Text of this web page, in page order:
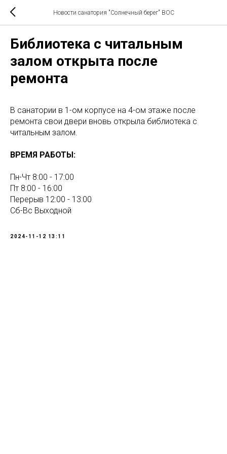
Новости санатория "Солнечный берег" ВОС
Библиотека с читальным
залом открыта после
ремонта
В санатории в 1-ом корпусе на 4-ом этаже после
ремонта свои двери вновь открыла библиотека с
читальным залом.
ВРЕМЯ РАБОТЫ:
Пн-Чт 8:00 - 17:00
Пт 8:00 - 16:00
Перерыв 12:00 - 13:00
Сб-Вс Выходной
2024-11-12 13:11